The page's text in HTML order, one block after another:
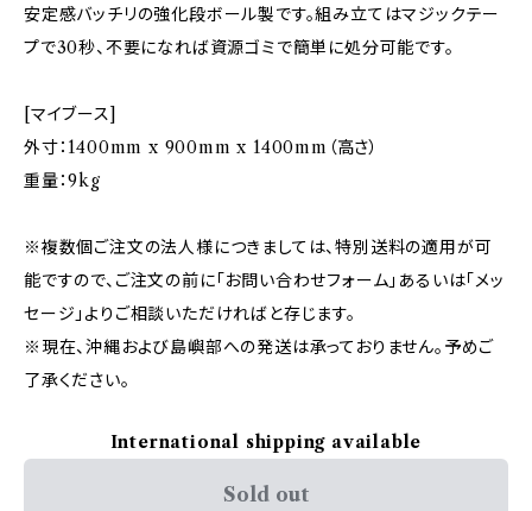
安定感バッチリの強化段ボール製です。組み立てはマジックテー
プで30秒、不要になれば資源ゴミで簡単に処分可能です。
[マイブース]
外寸：1400mm x 900mm x 1400mm（高さ）
重量：9kg
※複数個ご注文の法人様につきましては、特別送料の適用が可
能ですので、ご注文の前に「お問い合わせフォーム」あるいは「メッ
セージ」よりご相談いただければと存じます。
※現在、沖縄および島嶼部への発送は承っておりません。予めご
了承ください。
International shipping available
Sold out